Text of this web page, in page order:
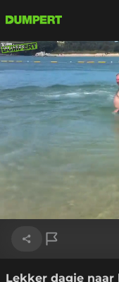
Lekker dagje naar